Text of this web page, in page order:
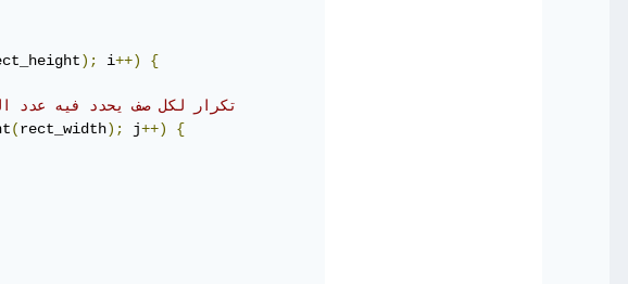
); i++) {
(rect_width); j++)
{